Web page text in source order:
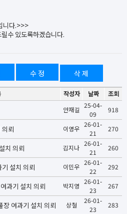
니다.>>>
수 있도록하겠습니다.
수 정 삭 제
작성자 날짜
조회
안재길
25-04-
09
918
뢰 이영우
26-01-
21
270
치 의뢰 김지나
26-01-
21
260
설치 의뢰 이민우
26-01-
22
292
과기 설치 의뢰 박지영
26-01-
23
267
여과기 설치 의뢰 상철
26-01-
23
283